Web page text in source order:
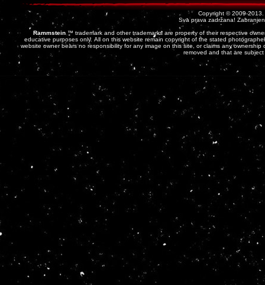
Copyright © 2009-2013.
Sva prava zadržana!
Rammstein ™ trademark and other trademarks are property of their respective
educative purposes only. All on this website remain copyright of the stated
website owner bears no responsibility for any image on this site, or claims any
removed and that are